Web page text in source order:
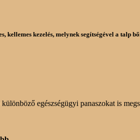
kellemes kezelés, melynek segítségével a talp
egészségügyi panaszokat is